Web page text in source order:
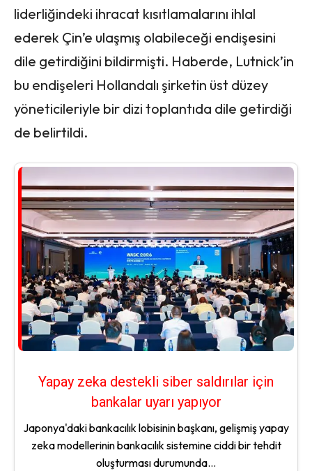
liderliğindeki ihracat kısıtlamalarını ihlal
ederek Çin’e ulaşmış olabileceği endişesini
dile getirdiğini bildirmişti. Haberde, Lutnick’in
bu endişeleri Hollandalı şirketin üst düzey
yöneticileriyle bir dizi toplantıda dile getirdiği
de belirtildi.
Yapay zeka destekli siber saldırılar için
bankalar uyarı yapıyor
Japonya'daki bankacılık lobisinin başkanı, gelişmiş yapay
zeka modellerinin bankacılık sistemine ciddi bir tehdit
oluşturması durumunda...